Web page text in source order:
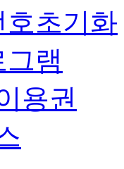
초기화
램
용권